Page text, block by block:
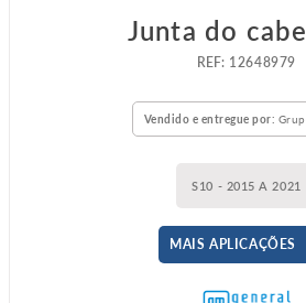
Junta do
: 12648979
Vendido e entregue por:
S10 - 2015 A 2021
MAIS APLICAÇÕES